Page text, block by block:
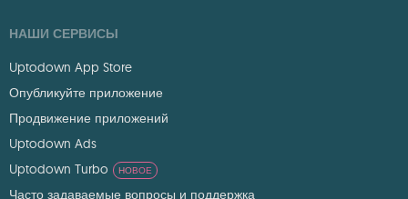
НАШИ СЕРВИСЫ
Uptodown App Store
Опубликуйте приложение
Продвижение приложений
Uptodown Ads
Uptodown Turbo
НОВОЕ
Часто задаваемые вопросы и поддержка